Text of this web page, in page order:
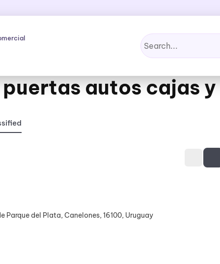
autos cajas
del Plata, Canelones, 16100, Uruguay